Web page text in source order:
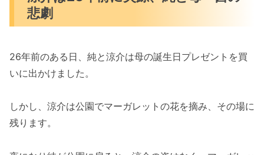
悲劇
26年前のある日、純と涼介は母の誕生日プレゼントを買
いに出かけました。
しかし、涼介は公園でマーガレットの花を摘み、その場に
残ります。